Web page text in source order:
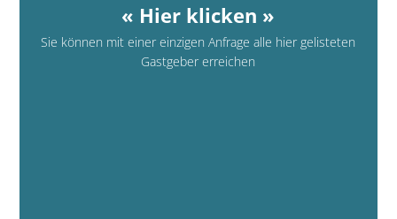
« Hier klicken »
Sie können mit einer einzigen Anfrage alle hier gelisteten
Gastgeber erreichen